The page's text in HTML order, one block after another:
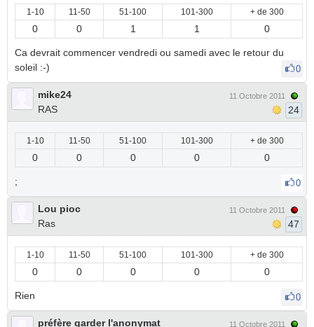
1-10 11-50 51-100 101-300 + de 300
0 0 1 1 0
Ca devrait commencer vendredi ou samedi avec le retour du
soleil :-)
0
mike24
RAS
11 Octobre 2011
24
1-10 11-50 51-100 101-300 + de 300
0 0 0 0 0
; 0
Lou pioc
Ras
11 Octobre 2011
47
1-10 11-50 51-100 101-300 + de 300
0 0 0 0 0
Rien 0
préfère garder l'anonymat 11 Octobre 2011